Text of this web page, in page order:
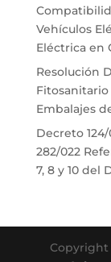
Vehículos
Eléctrica en
Resolución
Embalajes
Decreto
282/022
7, 8 y 10 del
Copyright